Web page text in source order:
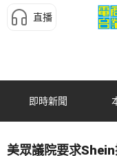
直播
即時新聞
美眾議院要求